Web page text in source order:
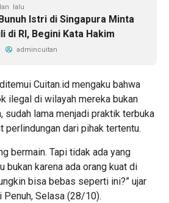
lalu
Istri di Singapura Minta
di RI, Begini Kata Hakim
admincuitan
Cuitan.id mengaku bahwa
ilegal di wilayah mereka bukan
sudah lama menjadi praktik terbuka
perlindungan dari pihak tertentu.
bermain. Tapi tidak ada yang
bukan karena ada orang kuat di
bisa bebas seperti ini?” ujar
Penuh, Selasa (28/10).